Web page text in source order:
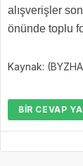
alışverişler
önünde toplu
Kaynak:
BIR CEVAP